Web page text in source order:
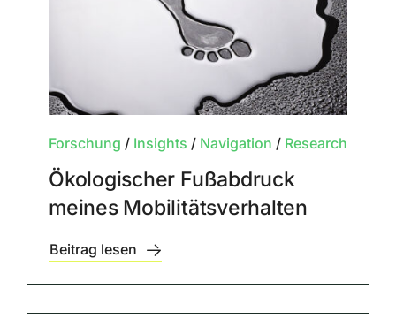
Forschung / Insights / Navigation / Research
Ökologischer Fußabdruck
meines Mobilitätsverhalten
Beitrag lesen